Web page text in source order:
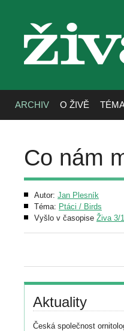
živa
ARCHIV O ŽIVĚ
Co nám
Autor: Jan Plesník
Téma: Ptáci / Birds
Vyšlo v časopise Živa 3/
Aktuality
Česká společnost